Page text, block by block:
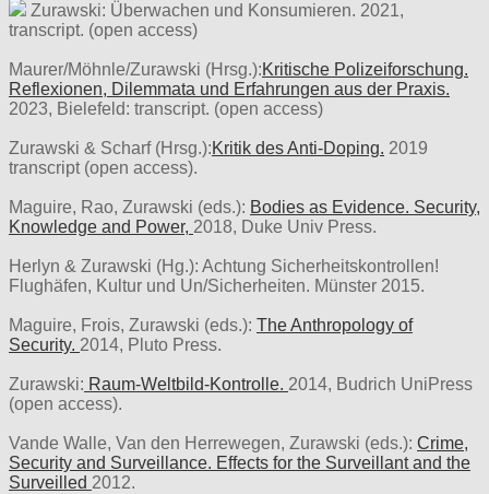
Zurawski: Überwachen und Konsumieren. 2021,
transcript. (open access)
Maurer/Möhnle/Zurawski (Hrsg.):Kritische Polizeiforschung.
Reflexionen, Dilemmata und Erfahrungen aus der Praxis.
2023, Bielefeld: transcript. (open access)
Zurawski & Scharf (Hrsg.):Kritik des Anti-Doping. 2019
transcript (open access).
Maguire, Rao, Zurawski (eds.): Bodies as Evidence. Security,
Knowledge and Power, 2018, Duke Univ Press.
Herlyn & Zurawski (Hg.): Achtung Sicherheitskontrollen!
Flughäfen, Kultur und Un/Sicherheiten. Münster 2015.
Maguire, Frois, Zurawski (eds.): The Anthropology of
Security. 2014, Pluto Press.
Zurawski: Raum-Weltbild-Kontrolle. 2014, Budrich UniPress
(open access).
Vande Walle, Van den Herrewegen, Zurawski (eds.): Crime,
Security and Surveillance. Effects for the Surveillant and the
Surveilled 2012.